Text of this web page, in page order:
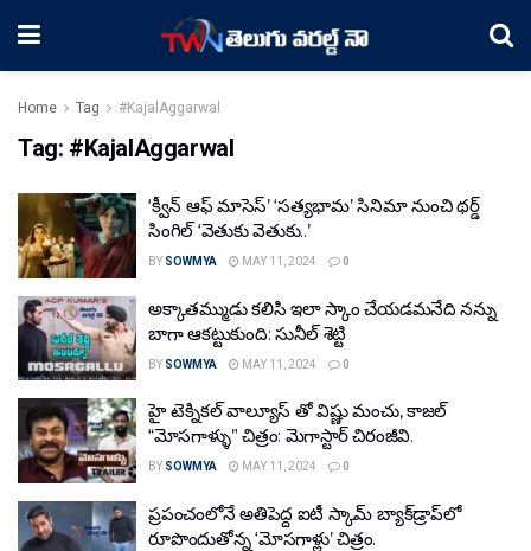
Home Tag #KajalAggarwal
Tag: #KajalAggarwal
‘క్వీన్ ఆఫ్ మాసెస్’ ‘సత్యభామ’ సినిమా నుంచి థర్డ్
సింగిల్ ‘వెతుకు వెతుకు..’
BY SOWMYA MAY 11, 2024 0
అక్కాతమ్ముడు కలిసి ఇలా స్కాం చేయడమనేది నన్ను
బాగా ఆకట్టుకుంది: సునీల్ శెట్టి
BY SOWMYA MAY 11, 2024 0
హై టెక్నికల్ వాల్యూస్ తో విష్ణు మంచు, కాజల్
“మోసగాళ్ళు” చిత్రం: మెగాస్టార్ చిరంజీవి.
BY SOWMYA MAY 11, 2024 0
ప్ర‌పంచంలోనే అతిపెద్ద ఐటీ స్కామ్ బ్యాక్‌డ్రాప్‌లో
రూపొందుతోన్న ‘మోస‌గాళ్లు’ చిత్రం.